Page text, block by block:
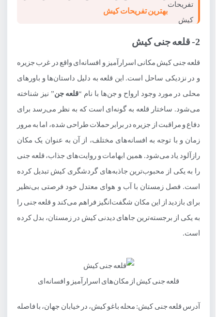
11- پارک شهر در کیش
13- گذر هنرمندان از جاذبه‌های فرهنگی کیش
14- مرکز فلای دامون در کیش
15- جزیره هندورابی کیش
دیگر جاذبه های کیش
3- خانه بومیان کیش
4- مسیر دوچرخه سواری کیش
5- باغ پرندگان کیش
بهترین تفریحات کیش
2- قلعه جنی کیش
قلعه جنی کیش مکانی اسرارآمیز و افسانه‌ای واقع در غرب جزیره
و در نزدیکی ساحل است. این قلعه به دلیل داستان‌ها و باورهای
محلی در مورد وجود ارواح و جن‌ها با نام “قلعه جن” نیز شناخته
می‌شود. ساختار قلعه به گونه‌ای است که به نظر می‌رسد برای
دفاع و مراقبت از جزیره در برابر حملات طراحی شده، اما به مرور
زمان و با توجه به افسانه‌های مختلف، از آن به عنوان یک مکان
رازآلود یاد می‌شود. همین ابهامات و روایت‌های جذاب، قلعه جنی
را به یکی از محبوب‌ترین جاذبه‌های گردشگری کیش تبدیل کرده
است. فصل زمستان با آب و هوای معتدل خود فرصتی بی‌نظیر
برای بازدید از این مکان شگفت‌انگیز فراهم می‌کند و قلعه جنی را
به یکی از برجسته‌ترین جاهای دیدنی کیش در زمستان، بدل کرده
است.
قلعه جنی کیش از مکان‌های اسرارآمیز و افسانه‌ای
آدرس قلعه جنی کیش: محله باغو کیش، در خیابان جهان، با فاصله